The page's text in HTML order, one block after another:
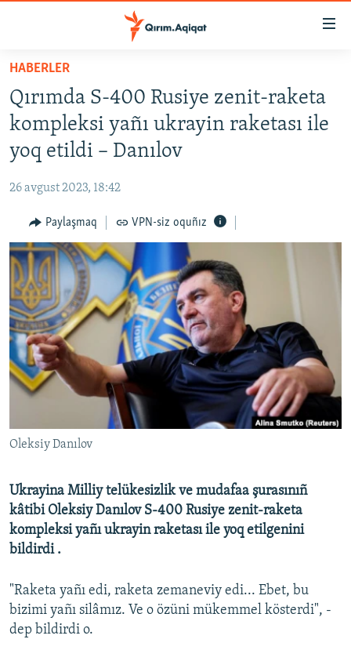
Esas
qaytmaq
Baş
navigatsiyağa
qaytmaq
Qıdıruvğa
qaytmaq
HABERLER
SİYASET
İQTİSADİYAT
MEDENİYET
İNSAN AQLARI
VİDEO
SÜRET
BLOGLAR
FİKİR
Русский
QOŞULIÑIZ!
RFE/RS bütün saytları
HABERLER
Qırımda S-400 Rusiye zenit-raketa
kompleksi yañı ukrayin raketası ile
yoq etildi – Danılov
26 avgust 2023, 18:42
Paylaşmaq VPN-siz oquñız
Oleksiy Danılov
Ukrayina Milliy telükesizlik ve mudafaa şurasınıñ
kâtibi Oleksiy Danılov S-400 Rusiye zenit-raketa
kompleksi yañı ukrayin raketası ile yoq etilgenini
bildirdi .
"Raketa yañı edi, raketa zemaneviy edi... Ebet, bu
bizimi yañı silâmız. Ve o özüni mükemmel kösterdi", -
dep bildirdi o.